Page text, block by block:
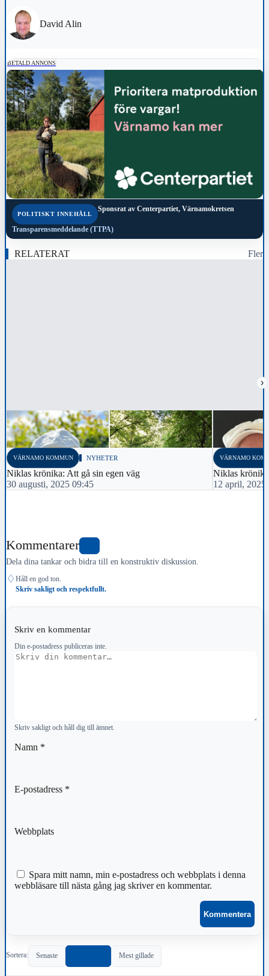
David Alin
BETALD ANNONS
POLITISKT INNEHÅLL
Sponsrat av Centerpartiet, Värnamokretsen
Transparensmeddelande (TTPA)
RELATERAT Fler
›
VÄRNAMO KOMMUN NYHETER
Niklas krönika: Att gå sin egen väg
30 augusti, 2025 09:45
VÄRNAMO
Niklas
12 april, 2025
Kommentarer
Dela dina tankar och bidra till en konstruktiv diskussion.
♢ Håll en god ton.
Skriv sakligt och respektfullt.
Skriv en kommentar
Din e-postadress publiceras inte.
Kommentar
Skriv sakligt och håll dig till ämnet.
Namn *
E-postadress *
Webbplats
Spara mitt namn, min e-postadress och webbplats i denna
webbläsare till nästa gång jag skriver en kommentar.
Sortera: Senaste Mest gillade